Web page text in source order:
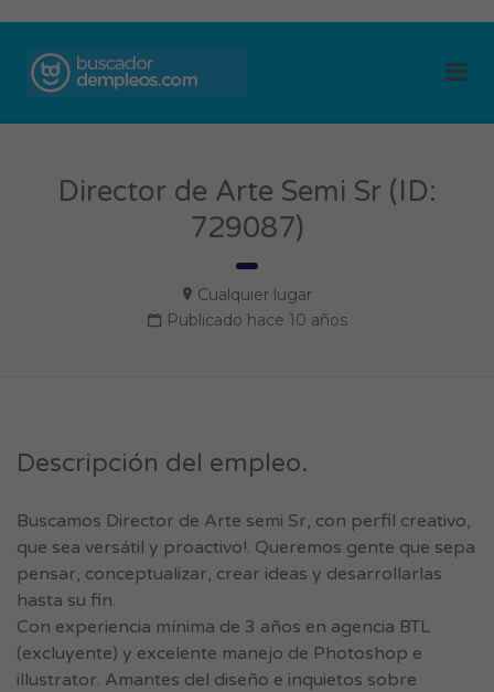
Director de Arte Semi Sr (ID:
729087)
Cualquier lugar
Publicado hace 10 años
Descripción del empleo.
Buscamos Director de Arte semi Sr, con perfil creativo,
que sea versátil y proactivo!. Queremos gente que sepa
pensar, conceptualizar, crear ideas y desarrollarlas
hasta su fin.
Con experiencia mínima de 3 años en agencia BTL
(excluyente) y excelente manejo de Photoshop e
illustrator. Amantes del diseño e inquietos sobre